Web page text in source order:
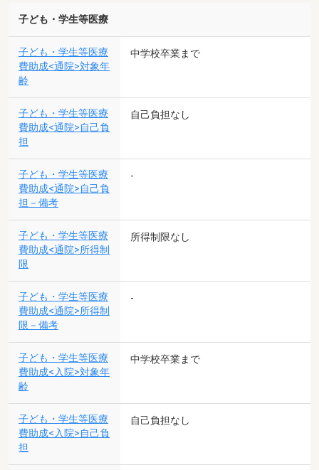
子ども・学生等医療
子ども・学生等医療
費助成<通院>対象年
齢
中学校卒業まで
子ども・学生等医療
費助成<通院>自己負
担
自己負担なし
子ども・学生等医療
費助成<通院>自己負
担－備考
-
子ども・学生等医療
費助成<通院>所得制
限
所得制限なし
子ども・学生等医療
費助成<通院>所得制
限－備考
-
子ども・学生等医療
費助成<入院>対象年
齢
中学校卒業まで
子ども・学生等医療
費助成<入院>自己負
担
自己負担なし